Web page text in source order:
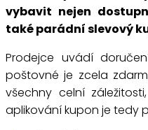
vybavit nejen
také parádní slevový
Prodejce uvádí
poštovné je zcela
všechny celní
aplikování kupon je tedy